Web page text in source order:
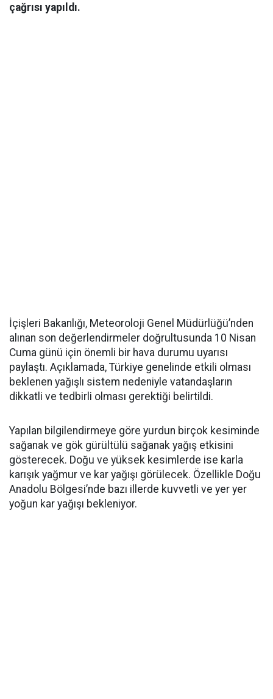
çağrısı yapıldı.
İçişleri Bakanlığı, Meteoroloji Genel Müdürlüğü’nden
alınan son değerlendirmeler doğrultusunda 10 Nisan
Cuma günü için önemli bir hava durumu uyarısı
paylaştı. Açıklamada, Türkiye genelinde etkili olması
beklenen yağışlı sistem nedeniyle vatandaşların
dikkatli ve tedbirli olması gerektiği belirtildi.
Yapılan bilgilendirmeye göre yurdun birçok kesiminde
sağanak ve gök gürültülü sağanak yağış etkisini
gösterecek. Doğu ve yüksek kesimlerde ise karla
karışık yağmur ve kar yağışı görülecek. Özellikle Doğu
Anadolu Bölgesi’nde bazı illerde kuvvetli ve yer yer
yoğun kar yağışı bekleniyor.